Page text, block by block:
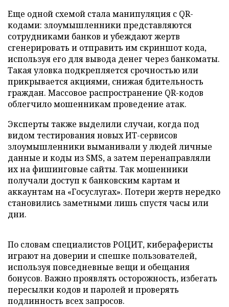
Еще одной схемой стала манипуляция с QR-
кодами: злоумышленники представляются
сотрудниками банков и убеждают жертв
сгенерировать и отправить им скриншот кода,
используя его для вывода денег через банкоматы.
Такая уловка подкрепляется срочностью или
прикрывается акциями, снижая бдительность
граждан. Массовое распространение QR-кодов
облегчило мошенникам проведение атак.
Эксперты также выделили случаи, когда под
видом тестирования новых ИТ-сервисов
злоумышленники выманивали у людей личные
данные и коды из SMS, а затем перенаправляли
их на фишинговые сайты. Так мошенники
получали доступ к банковским картам и
аккаунтам на «Госуслугах». Потери жертв нередко
становились заметными лишь спустя часы или
дни.
По словам специалистов РОЦИТ, кибераферисты
играют на доверии и спешке пользователей,
используя повседневные вещи и обещания
бонусов. Важно проявлять осторожность, избегать
пересылки кодов и паролей и проверять
подлинность всех запросов.